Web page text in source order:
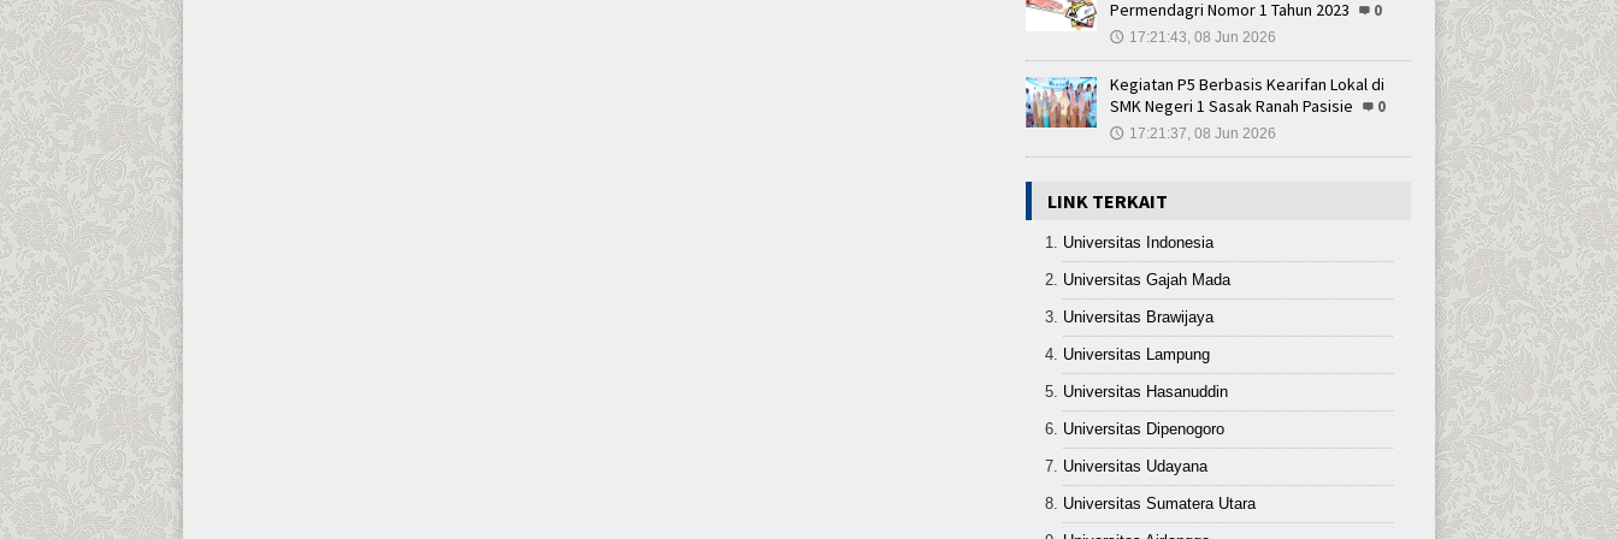
Permendagri Nomor 1 Tahun 2023 0
🕔 17:21:43, 08 Jun 2026
Kegiatan P5 Berbasis Kearifan Lokal di
SMK Negeri 1 Sasak Ranah Pasisie
0
🕔 17:21:37, 08 Jun 2026
LINK TERKAIT
Universitas Indonesia
Universitas Gajah Mada
Universitas Brawijaya
Universitas Lampung
Universitas Hasanuddin
Universitas Dipenogoro
Universitas Udayana
Universitas Sumatera Utara